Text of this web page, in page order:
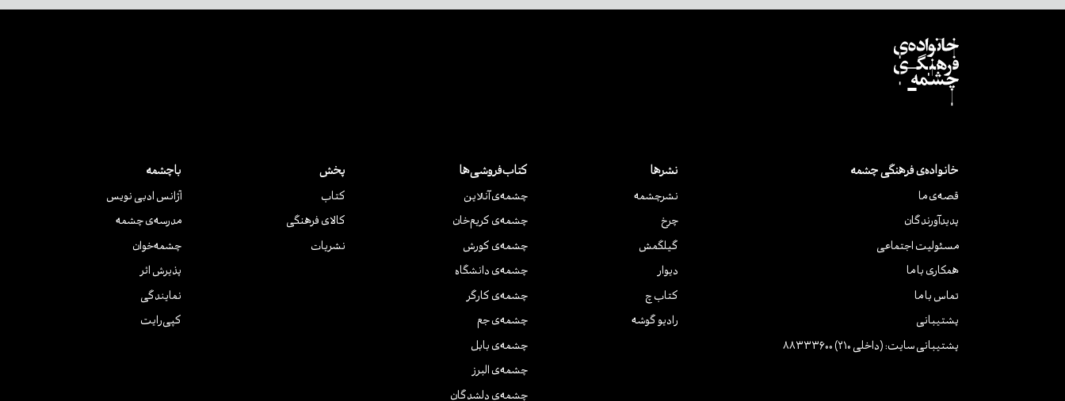
خانواده‌ی فرهنگی چشمه
قصه‌ی ما
پدیدآورندگان
مسئولیت اجتماعی
همکاری با ما
تماس با ما
پشتیبانی
پشتیبانی سایت: (داخلی 210) 88333600
نشرها
نشر‌چشمه
چرخ
گیلگمش
دیوار
کتاب چ
رادیو گوشه
کتاب‌فروشی‌ها
چشمه‌ی آنلاین
چشمه‌ی کریم‌خان
چشمه‌ی کورش
چشمه‌ی دانشگاه
چشمه‌ی کارگر
چشمه‌ی جم
چشمه‌ی بابل
چشمه‌ی البرز
چشمه‌ی دلشدگان
پخش
کتاب
کالای فرهنگی
نشریات
باچشمه
آژانس ادبی نویس
مدرسه‌ی چشمه
چشمه‌خوان
پذیرش اثر
نمایندگی
کپی‌رایت